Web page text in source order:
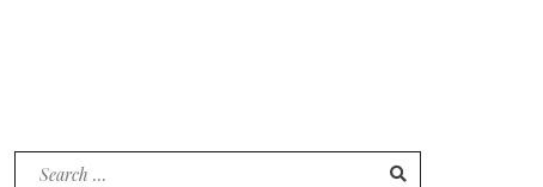
Search